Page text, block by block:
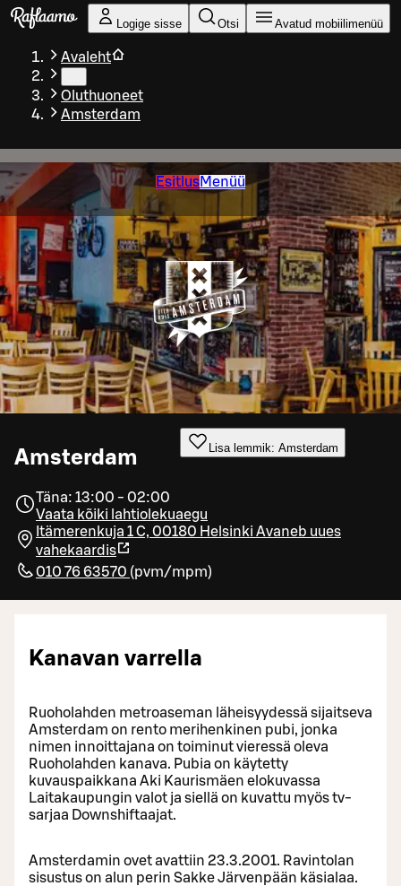
Liigu peamise sisu juurde
Logige sisse Otsi Avatud mobiilimenüü
Avaleht
Oluthuoneet
Amsterdam
EsitlusMenüü
Amsterdam Lisa lemmik: Amsterdam
Täna: 13:00 - 02:00
Vaata kõiki lahtiolekuaegu
Itämerenkuja 1 C, 00180 Helsinki Avaneb uues
vahekaardis
010 76 63570 (pvm/mpm)
Kanavan varrella
Ruoholahden metroaseman läheisyydessä sijaitseva
Amsterdam on rento merihenkinen pubi, jonka
nimen innoittajana on toiminut vieressä oleva
Ruoholahden kanava. Pubia on käytetty
kuvauspaikkana Aki Kaurismäen elokuvassa
Laitakaupungin valot ja siellä on kuvattu myös tv-
sarjaa Downshiftaajat.
Amsterdamin ovet avattiin 23.3.2001. Ravintolan
sisustus on alun perin Sakke Järvenpään käsialaa.